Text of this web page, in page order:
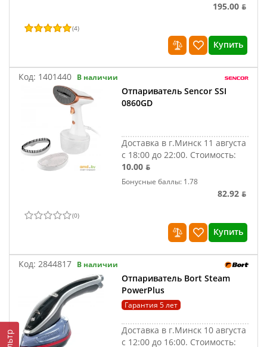
195.00 ƃ
(4)
Купить
Код: 1401440 В наличии
Отпариватель Sencor SSI
0860GD
Доставка в г.Минск 11 августа
с 18:00 до 22:00. Стоимость:
10.00 ƃ
Бонусные баллы: 1.78
82.92 ƃ
(0)
Купить
Код: 2844817 В наличии
Отпариватель Bort Steam
PowerPlus
Гарантия 5 лет
Доставка в г.Минск 10 августа
с 12:00 до 16:00. Стоимость: